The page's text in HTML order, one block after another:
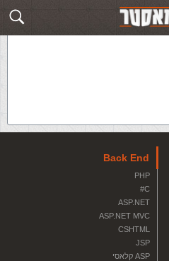
Back End
PHP
C#
ASP.NET
ASP.NET MVC
CSHTML
JSP
ASP קלאסי